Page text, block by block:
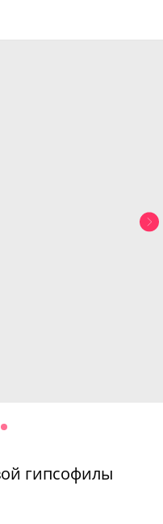
гипсофилы